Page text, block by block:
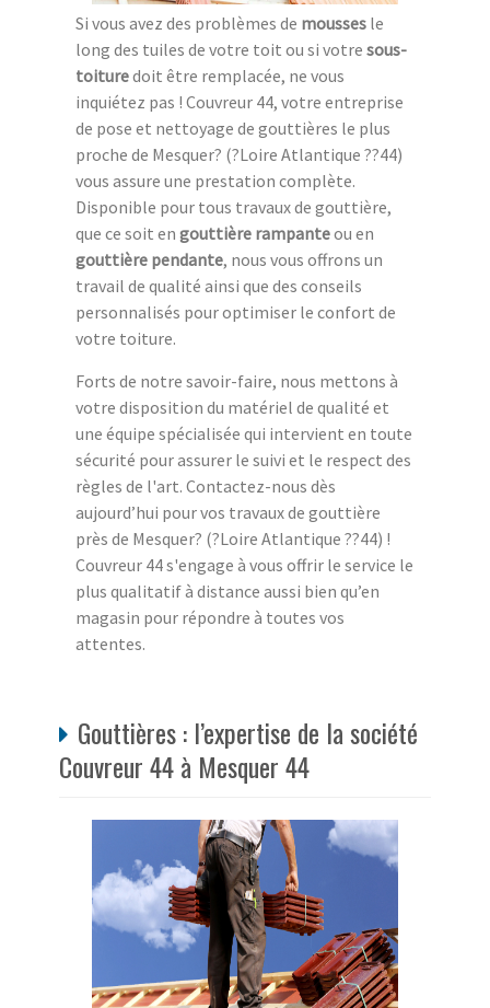
Si vous avez des problèmes de mousses le
long des tuiles de votre toit ou si votre sous-
toituredoit être remplacée, ne vous
inquiétez pas ! Couvreur 44, votre entreprise
de pose et nettoyage de gouttières le plus
proche de Mesquer? (?Loire Atlantique ??44)
vous assure une prestation complète.
Disponible pour tous travaux de gouttière,
que ce soit en gouttière rampanteou en
gouttière pendante, nous vous offrons un
travail de qualité ainsi que des conseils
personnalisés pour optimiser le confort de
votre toiture.
Forts de notre savoir-faire, nous mettons à
votre disposition du matériel de qualité et
une équipe spécialisée qui intervient en toute
sécurité pour assurer le suivi et le respect des
règles de l'art. Contactez-nous dès
aujourd’hui pour vos travaux de gouttière
près de Mesquer? (?Loire Atlantique ??44) !
Couvreur 44 s'engage à vous offrir le service le
plus qualitatif à distance aussi bien qu’en
magasin pour répondre à toutes vos
attentes.
Gouttières : l’expertise de la société
Couvreur 44 à Mesquer 44